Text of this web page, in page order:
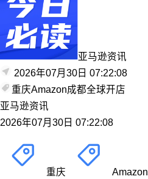
亚马逊资讯
2026年07月30日 07:22:08
重庆Amazon成都全球开店
亚马逊资讯
2026年07月30日 07:22:08
重庆 Amazon